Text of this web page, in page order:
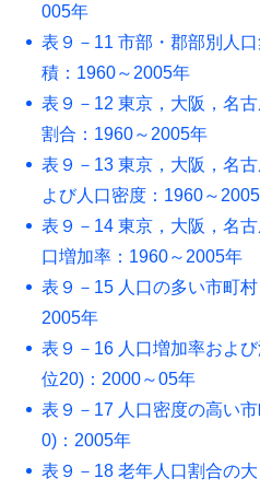
005年
表９－11 市部・郡部別人
積：1960～2005年
表９－12 東京，大阪，名
割合：1960～2005年
表９－13 東京，大阪，名
よび人口密度：1960～
表９－14 東京，大阪，名
口増加率：1960～2005年
表９－15 人口の多い市町
2005年
表９－16 人口増加率およ
位20)：2000～05年
表９－17 人口密度の高い
0)：2005年
表９－18 老年人口割合の